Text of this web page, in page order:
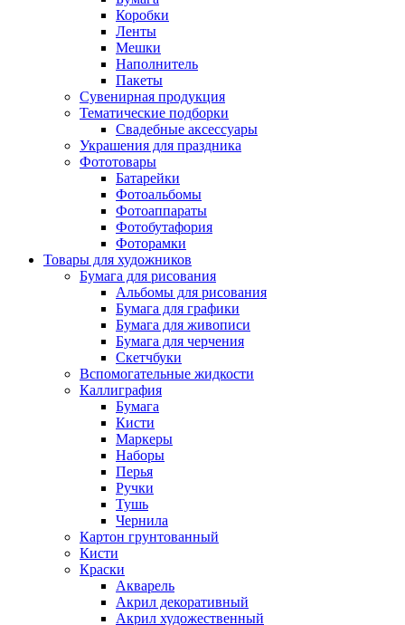
Коробки
Ленты
Мешки
Наполнитель
Пакеты
Сувенирная продукция
Тематические подборки
Свадебные аксессуары
Украшения для праздника
Фототовары
Батарейки
Фотоальбомы
Фотоаппараты
Фотобутафория
Фоторамки
Товары для художников
Бумага для рисования
Альбомы для рисования
Бумага для графики
Бумага для живописи
Бумага для черчения
Скетчбуки
Вспомогательные жидкости
Каллиграфия
Бумага
Кисти
Маркеры
Наборы
Перья
Ручки
Тушь
Чернила
Картон грунтованный
Кисти
Краски
Акварель
Акрил декоративный
Акрил художественный